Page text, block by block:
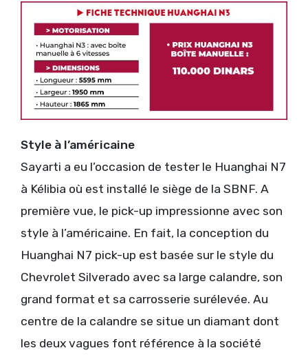
Style à l’américaine
Sayarti a eu l’occasion de tester le Huanghai N7
à Kélibia où est installé le siège de la SBNF. A
première vue, le pick-up impressionne avec son
style à l’américaine. En fait, la conception du
Huanghai N7 pick-up est basée sur le style du
Chevrolet Silverado avec sa large calandre, son
grand format et sa carrosserie surélevée. Au
centre de la calandre se situe un diamant dont
les deux vagues font référence à la société